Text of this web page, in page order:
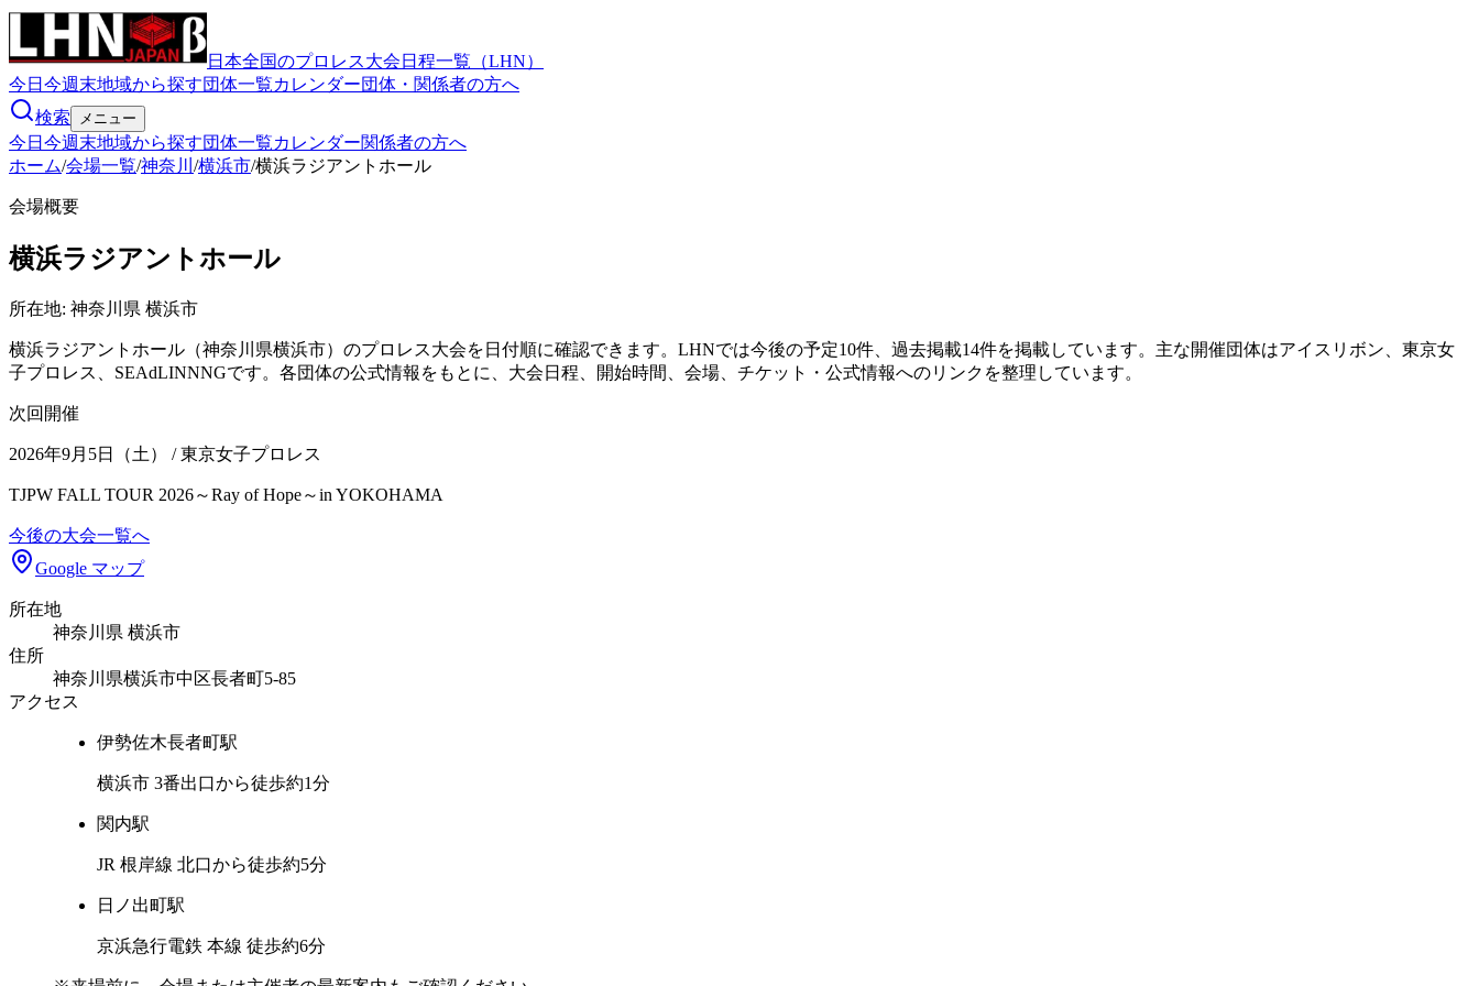
日本全国のプロレス大会日程一覧（LHN）
今日 今週末地域から探す団体一覧カレンダー団体・関係者の方へ
検索
メニュー
今日 今週末地域から探す団体一覧カレンダー関係者の方へ
ホーム/会場一覧/神奈川 /横浜市/横浜ラジアントホール
会場概要
横浜ラジアントホール
所在地: 神奈川県 横浜市
横浜ラジアントホール（神奈川県横浜市）のプロレス大会を日付順に確認できます。LHNでは今後の予定10件、過去掲載14件を掲載しています。主な開催団体はアイスリボン、東京女
子プロレス、SEAdLINNNGです。各団体の公式情報をもとに、大会日程、開始時間、会場、チケット・公式情報へのリンクを整理しています。
次回開催
2026年9月5日（土） / 東京女子プロレス
TJPW FALL TOUR 2026～Ray of Hope～in YOKOHAMA
今後の大会一覧へ
Google マップ
所在地
神奈川県 横浜市
住所
神奈川県横浜市中区長者町5-85
アクセス
伊勢佐木長者町駅
横浜市 3番出口から徒歩約1分
関内駅
JR 根岸線 北口から徒歩約5分
日ノ出町駅
京浜急行電鉄 本線 徒歩約6分